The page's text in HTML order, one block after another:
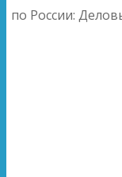
по России: